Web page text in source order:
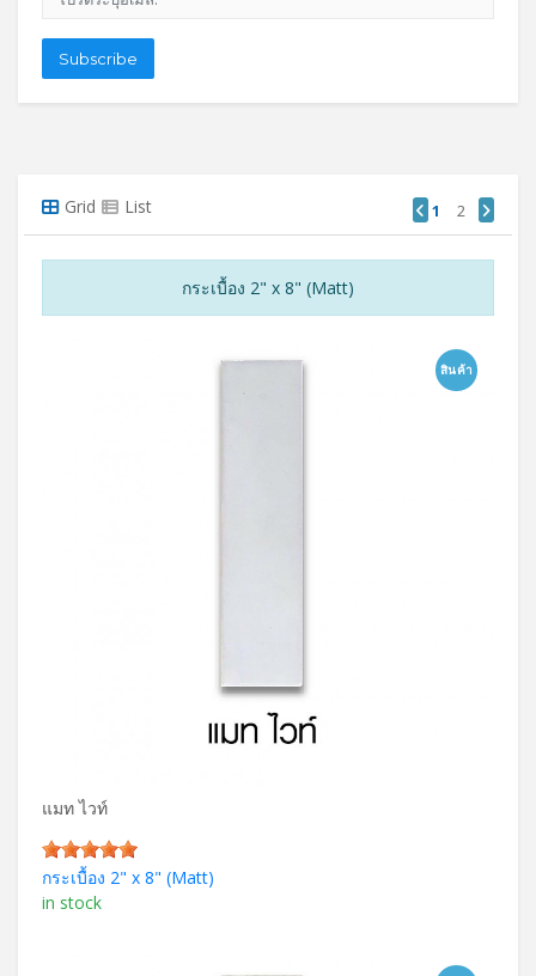
Subscribe
Grid List 1 2
กระเบื้อง 2" x 8" (Matt)
สินค้า
แมท ไวท์
กระเบื้อง 2" x 8" (Matt)
in stock